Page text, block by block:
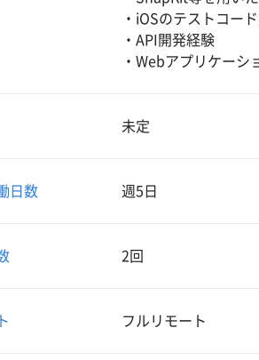
・iOSのテストコー
・API開発経験
・Webアプリケーシ
未定
日数 週5日
2回
フルリモート